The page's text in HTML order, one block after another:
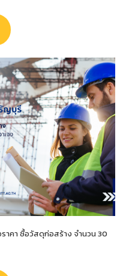
ราคา ซื้อวัสดุก่อสร้าง จำนวน 30